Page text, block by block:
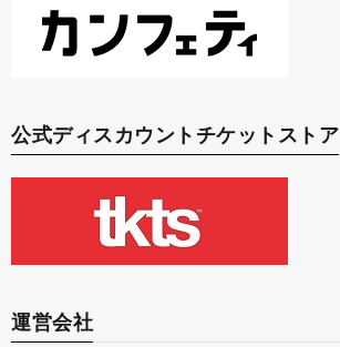
公式ディスカウントチケットストア
運営会社